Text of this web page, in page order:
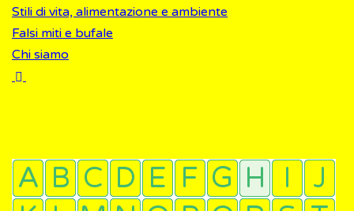
Stili di vita, alimentazione e ambiente
Falsi miti e bufale
Chi siamo